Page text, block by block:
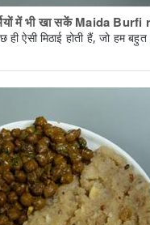
में भी खा सकें Maida Burfi
ही ऐसी मिठाई होती हैं, जो हम